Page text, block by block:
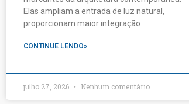
Elas ampliam a entrada de luz natural,
proporcionam maior integração
CONTINUE LENDO»
julho 27, 2026 Nenhum comentário